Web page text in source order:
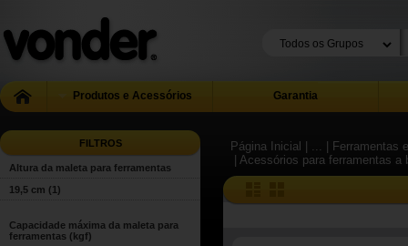
Produtos e Acessórios Garantia
FILTROS
Altura da maleta para ferramentas
19,5 cm (1)
Capacidade máxima da maleta para
ferramentas (kgf)
Página Inicial | ...
|
| Acessórios para ferramentas